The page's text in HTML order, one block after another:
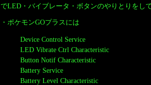
でLED・バイブレータ・ボタンのやりとりをし
・ポケモンGOプラスには
Device Control Service
LED Vibrate Ctrl Characteristic
Button Notif Characteristic
Battery Service
Battery Level Characteristic